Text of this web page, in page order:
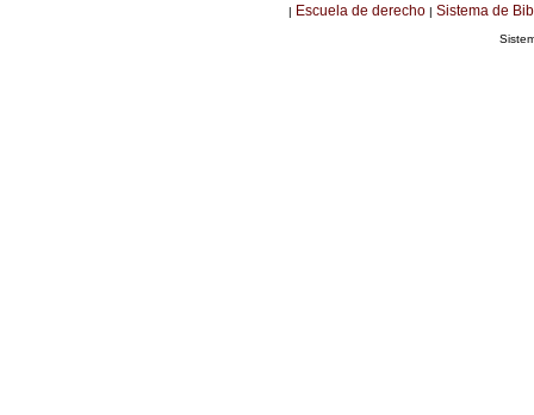
| Escuela de derecho | Sistema de